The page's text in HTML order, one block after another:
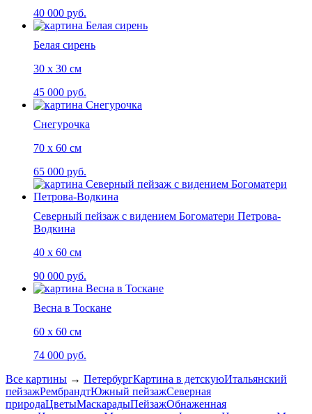
40 000 руб.
Белая сирень
30 х 30 см
45 000 руб.
Снегурочка
70 х 60 см
65 000 руб.
Северный пейзаж с видением Богоматери Петрова-
Водкина
40 х 60 см
90 000 руб.
Весна в Тоскане
60 х 60 см
74 000 руб.
Все картины → ПетербургКартина в детскуюИтальянский
пейзажРембрандтЮжный пейзажСеверная
природаЦветыМаскарадыПейзажОбнаженная